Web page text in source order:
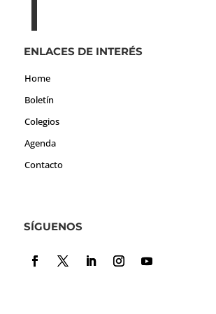
ENLACES DE INTERÉS
Home
Boletín
Colegios
Agenda
Contacto
SÍGUENOS